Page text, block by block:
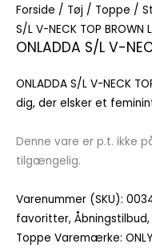
Forside / Tøj / Toppe /
S/L V-NECK TOP BROWN
ONLADDA S/L V-
ONLADDA S/L V-NECK
dig, der elsker et
Denne vare er p.t. ikke
tilgængelig.
Varenummer (SKU):
favoritter, Åbningstilbud,
Toppe Varemærke: ONLY